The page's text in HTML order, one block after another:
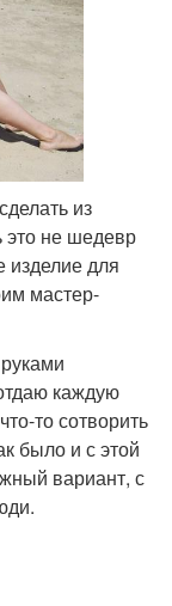
из
это не шедевр
изделие для
мастер-
каждую
то сотворить
было и с этой
вариант, с